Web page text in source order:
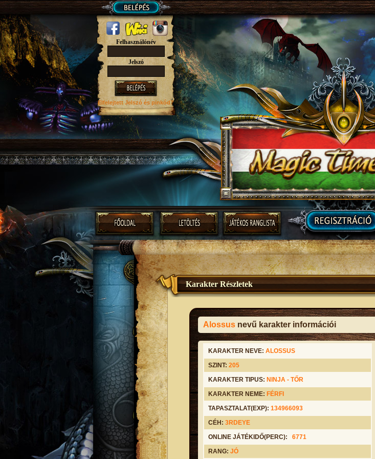
Felhasználónév
Jelszó
Elfelejtett Jelszó és pinkód?
Karakter Részletek
Alossus nevű karakter információi
KARAKTER NEVE: ALOSSUS
SZINT: 205
KARAKTER TIPUS: NINJA - TŐR
KARAKTER NEME: FÉRFI
TAPASZTALAT(EXP): 134966093
CÉH: 3RDEYE
ONLINE JÁTÉKIDŐ(PERC): 6771
RANG: JÓ